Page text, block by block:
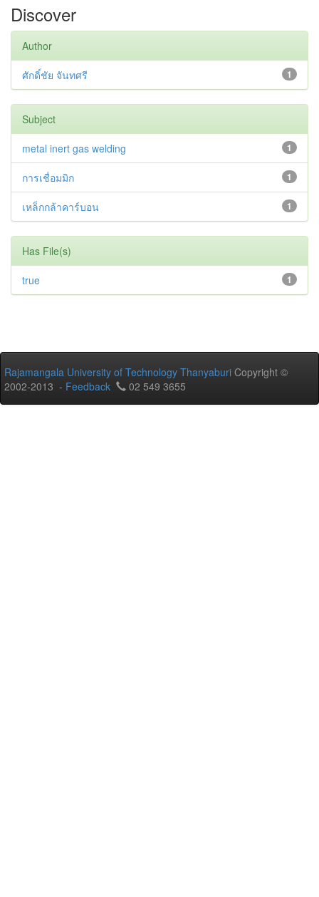
Discover
Author
1
ศักดิ์ชัย จันทศรี
Subject
1
metal inert gas welding
1
การเชื่อมมิก
1
เหล็กกล้าคาร์บอน
Has File(s)
1
true
Rajamangala University of Technology Thanyaburi Copyright ©
2002-2013 - Feedback 02 549 3655